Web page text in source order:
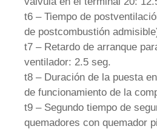
t6 – Tiempo de
de postcombustión
t7 – Retardo de arranque
ventilador: 2.5 seg.
t8 – Duración de la puesta
de funcionamiento de la
t9 – Segundo tiempo de
quemadores con quemador